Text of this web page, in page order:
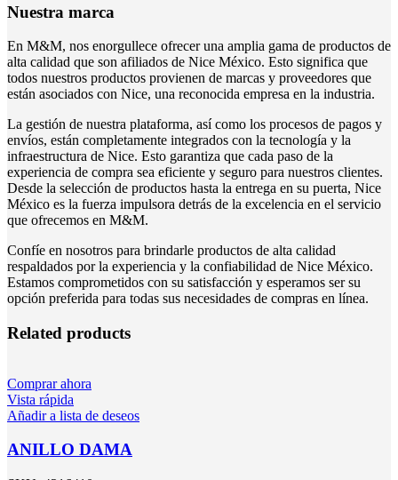
Nuestra marca
En M&M, nos enorgullece ofrecer una amplia gama de productos de
alta calidad que son afiliados de Nice México. Esto significa que
todos nuestros productos provienen de marcas y proveedores que
están asociados con Nice, una reconocida empresa en la industria.
La gestión de nuestra plataforma, así como los procesos de pagos y
envíos, están completamente integrados con la tecnología y la
infraestructura de Nice. Esto garantiza que cada paso de la
experiencia de compra sea eficiente y seguro para nuestros clientes.
Desde la selección de productos hasta la entrega en su puerta, Nice
México es la fuerza impulsora detrás de la excelencia en el servicio
que ofrecemos en M&M.
Confíe en nosotros para brindarle productos de alta calidad
respaldados por la experiencia y la confiabilidad de Nice México.
Estamos comprometidos con su satisfacción y esperamos ser su
opción preferida para todas sus necesidades de compras en línea.
Related products
Comprar ahora
Vista rápida
Añadir a lista de deseos
ANILLO DAMA